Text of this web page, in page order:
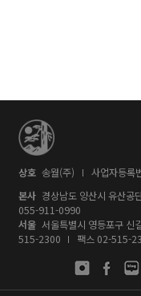
상호 송월(주) 사업자등
본사 경상남도 양산시 유산공
055-911-0990
서울 서울특별시 영등포구 신
515-2300
팩스 02-515-